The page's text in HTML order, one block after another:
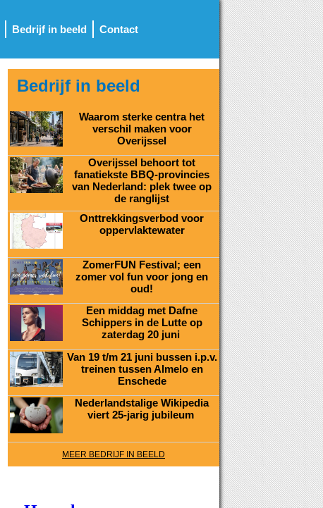
Bedrijf in beeld Contact
Bedrijf in beeld
Waarom sterke centra het
verschil maken voor
Overijssel
Overijssel behoort tot
fanatiekste BBQ-provincies
van Nederland: plek twee op
de ranglijst
Onttrekkingsverbod voor
oppervlaktewater
ZomerFUN Festival; een
zomer vol fun voor jong en
oud!
Een middag met Dafne
Schippers in de Lutte op
zaterdag 20 juni
Van 19 t/m 21 juni bussen i.p.v.
treinen tussen Almelo en
Enschede
Nederlandstalige Wikipedia
viert 25-jarig jubileum
MEER BEDRIJF IN BEELD